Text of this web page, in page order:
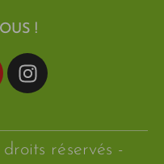
!
réservés -